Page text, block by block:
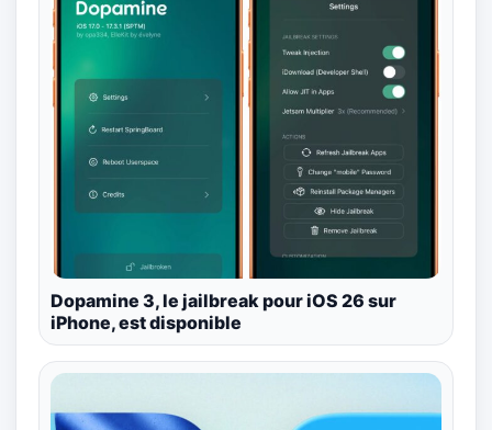
Dopamine 3, le jailbreak pour iOS 26 sur
iPhone, est disponible